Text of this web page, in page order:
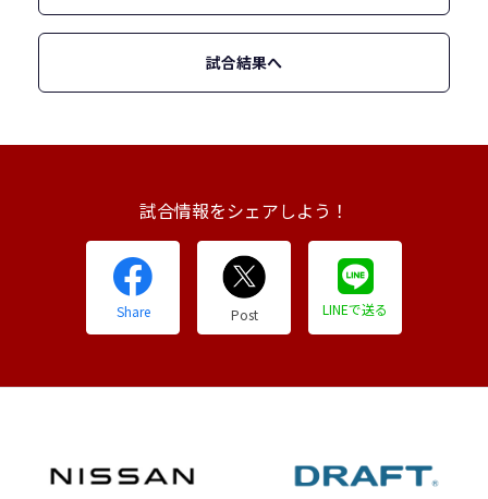
試合結果へ
試合情報をシェアしよう！
Share Post LINEで送る